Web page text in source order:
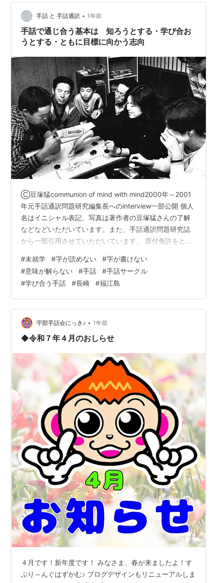
日・・・グループ学習 ６月１３日・・・グループ学習 ６
月２０日・・・読み取り学習 ６月２７日・・・お外で交
流会！ ※２７日に交流会は福祉ふれあいセンターではあ
りません。 申し込…
手話 と 手話通訳 • 1年前
手話で通じ合う基本は 知ろうとする・学び合お
うとする・ともに目標に向かう志向
Ⓒ豆塚猛communion of mind with mind2000年～2001
年元手話通訳問題研究編集長へのinterview一部公開 個人
名はイニシャル表記、写真は著作者の豆塚猛さんの了解
などなどいただいています。また、手話通訳問題研究誌
から一部引用させていただいています。 原付免許をとる
免許取得、原付免許をとるのはそんなに難しいことなん
ですか。 元手話通訳問題研究編集長 今もそのことですべ
てが良くなったと云えませんが、かっては障害者にあま
りにも多くの制限がありました。 聴覚障害者の場合は、
クラクションが聞えない、からなどと…
#未就学 #字が読めない #字が書けない
#意味が解らない #手話 #手話サークル
#学び合う手話 #長崎 #福江島
宇部手話会にっき♪ • 1年前
◆令和７年４月のおしらせ
４月です！新年度です！ みなさま、春が来ましたよ！す
ぷり～んぐはずかむ♪ ブログデザインもリニューアルしま